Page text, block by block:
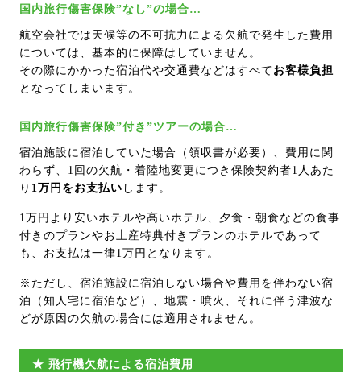
国内旅行傷害保険”なし”の場合…
航空会社では天候等の不可抗力による欠航で発生した費用
については、基本的に保障はしていません。
その際にかかった宿泊代や交通費などはすべて お客様負担
となってしまいます。
国内旅行傷害保険”付き”ツアーの場合…
宿泊施設に宿泊していた場合（領収書が必要）、費用に関
わらず、1回の欠航・着陸地変更につき保険契約者1人あた
り 1万円をお支払い します。
1万円より安いホテルや高いホテル、夕食・朝食などの食事
付きのプランやお土産特典付きプランのホテルであって
も、お支払は一律1万円となります。
※ただし、宿泊施設に宿泊しない場合や費用を伴わない宿
泊（知人宅に宿泊など）、地震・噴火、それに伴う津波な
どが原因の欠航の場合には適用されません。
★ 飛行機欠航による宿泊費用